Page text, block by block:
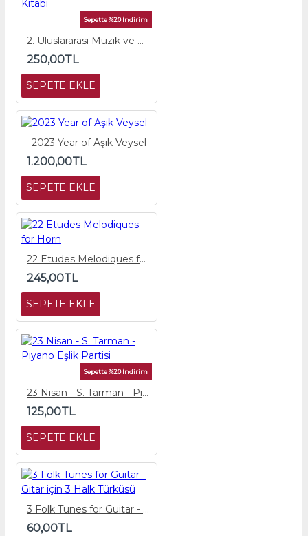
Sepette %20 İndirim
2. Uluslararası Müzik ve Dans Kongresi Bildiriler Kitabı
250,00TL
SEPETE EKLE
2023 Year of Aşık Veysel
1.200,00TL
SEPETE EKLE
22 Etudes Melodiques for Horn
245,00TL
SEPETE EKLE
Sepette %20 İndirim
23 Nisan - S. Tarman - Piyano Eşlik Partisi
125,00TL
SEPETE EKLE
3 Folk Tunes for Guitar - Gitar için 3 Halk Türküsü
60,00TL